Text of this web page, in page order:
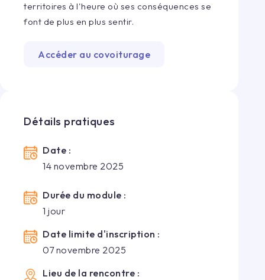
territoires à l'heure où ses conséquences se
font de plus en plus sentir.
Accéder au covoiturage
Détails pratiques
Date :
14 novembre 2025
Durée du module :
1 jour
Date limite d'inscription :
07 novembre 2025
Lieu de la rencontre :